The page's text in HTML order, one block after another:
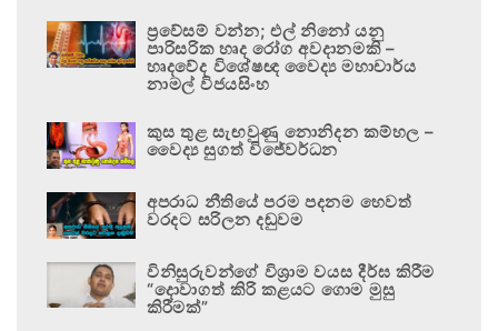
ප්‍රවේසම් වන්න; එල් නිනෝ යනු
පාරිසරික හෘද රෝග අවදානමකි –
හෘදවේද විශේෂඥ වෛද්‍ය මහාචාර්ය
නාමල් විජයසිංහ
කුස තුළ සැඟවුණු නොනිදන කම්හල –
වෛද්‍ය සුගත් විජේවර්ධන
අපරාධ නීතියේ පරම පදනම හෙවත්
වරදට සරිලන දඬුවම
විනිසුරුවන්ගේ විශ්‍රාම වයස දීර්ඝ කිරීම
“දොවාගත් කිරි කළයට ගොම මුසු
කිරීමක්”